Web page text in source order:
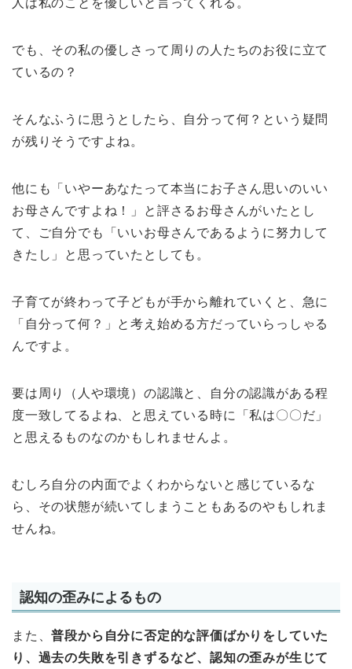
人は私のことを優しいと言ってくれる。
でも、その私の優しさって周りの人たちのお役に立て
ているの？
そんなふうに思うとしたら、自分って何？という疑問
が残りそうですよね。
他にも「いやーあなたって本当にお子さん思いのいい
お母さんですよね！」と評さるお母さんがいたとし
て、ご自分でも「いいお母さんであるように努力して
きたし」と思っていたとしても。
子育てが終わって子どもが手から離れていくと、急に
「自分って何？」と考え始める方だっていらっしゃる
んですよ。
要は周り（人や環境）の認識と、自分の認識がある程
度一致してるよね、と思えている時に「私は〇〇だ」
と思えるものなのかもしれませんよ。
むしろ自分の内面でよくわからないと感じているな
ら、その状態が続いてしまうこともあるのやもしれま
せんね。
認知の歪みによるもの
また、普段から自分に否定的な評価ばかりをしていた
り、過去の失敗を引きずるなど、認知の歪みが生じて